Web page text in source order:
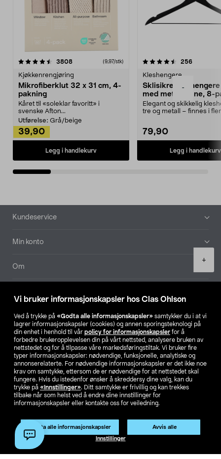
Vi bruker informasjonskapsler hos Clas Ohlson
Ved å trykke på «Godta alle informasjonskapsler» samtykker du i at vi
lagrer informasjonskapsler (cookies) og annen sporingsteknologi på
din enhet i henhold til vår policy for informasjonskapsler for å
forbedre brukeropplevelsen din på vårt nettsted, analysere bruken av
nettstedet og for å tilpasse våre markedsføringstiltak. Vi bruker fire
typer informasjonskapsler: nødvendige, funksjonelle, analytiske og
annonserelaterte. For nødvendige informasjonskapsler er det ikke noe
krav om samtykke, ettersom de er nødvendige for at nettstedet skal
fungere. Hvis du istedenfor ønsker å skreddersy dine valg, kan du
trykke på «Innstillinger». Ditt samtykke er frivillig og kan trekkes
tilbake når som helst ved å endre dine innstillinger for
informasjonskapsler eller kontakte oss for veiledning.
Godta alle informasjonskapsler Avvis alle
Innstillinger
-
+
Legg i handlekurv
3808anmeldelser(9,97/stk)
Kjøkkenrengjøring
Mikrofiberklut 32 x 31 cm, 4-
pakning
Kåret til «soleklar favoritt» i
svenske Afton...
Utførelse: Grå/beige
39,90
Legg i handlekurv
4.5av 5 stjerner 256
Kleshengere
Sklisikre
med metallpinne, 8-
Elegant og skikkelig
tre og metall – finnes i
79,90
Legg i handlekurv
4.5av 5 stjerner
Bunntekst
Kundeservice
Min konto
Om
Våre selskaper
Finn din butikk
SE NO FI
Privacy statement Medlemsvilkår Kjøpsvilkår
For bedrifter
Endre til priser ekskl. moms